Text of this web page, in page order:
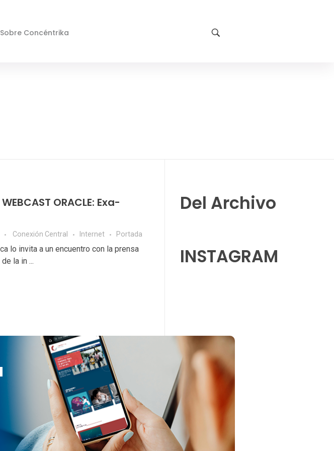
Sobre Concéntrika
ORACLE: Exa-
Conexión Central Internet Portada
lo invita a un encuentro con la prensa
la in ...
Del Archivo
INSTAGRAM